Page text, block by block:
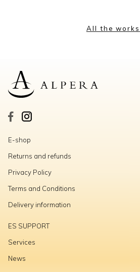
All the works
E-shop
Returns and refunds
Privacy Policy
Terms and Conditions
Delivery information
ES SUPPORT
Services
News